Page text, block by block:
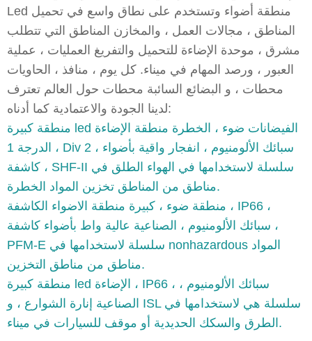
Led منطقة أضواء وتستخدم على نطاق واسع في تحميل
المناطق ، مجالات العمل ، والمخازن المناطق التي تتطلب
مشرق ، موحدة الإضاءة للتحميل والتفريغ العمليات ، عملية
العبور ، ورصد المهام في ميناء. كل يوم ، منافذ ، الحاويات
محطات ، و البضائع السائبة محطات حول العالم تعترف
لدينا الجودة والاعتمادية كما أدناه:
منطقة كبيرة led الفيضانات ضوء ، الخطرة منطقة الإضاءة
، الدرجة 1 Div 2 ، سبائك الألومنيوم ، انفجار واقية بأضواء
كاشفة ، SHF-II سلسلة لاستخدامها في الهواء الطلق في
مناطق من المناطق تخزين المواد الخطرة.
منطقة ضوء ، كبيرة منطقة الاضواء الكاشفة ، IP66 ،
سبائك الألومنيوم ، الصناعية عالية واط بأضواء كاشفة ،
PFM-E سلسلة لاستخدامها في nonhazardous المواد
مناطق من مناطق التخزين.
منطقة كبيرة led الإضاءة ، IP66 ، سبائك الألومنيوم ،
الصناعية إنارة الشوارع ، و ISL سلسلة هي لاستخدامها في
الطرق والسكك الحديدية أو موقف للسيارات في ميناء.